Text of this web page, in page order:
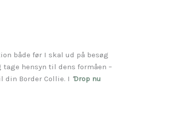
både før I skal ud på besøg
hensyn til dens formåen –
Border Collie. I ’Drop nu